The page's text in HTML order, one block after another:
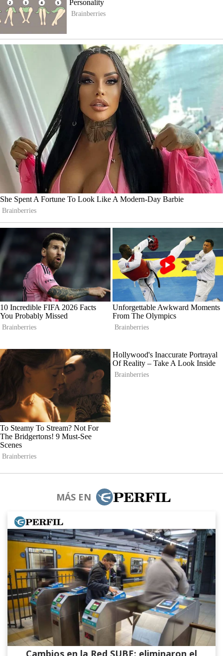
MÁS EN
Cambios en la Red SUBE: eliminaron el